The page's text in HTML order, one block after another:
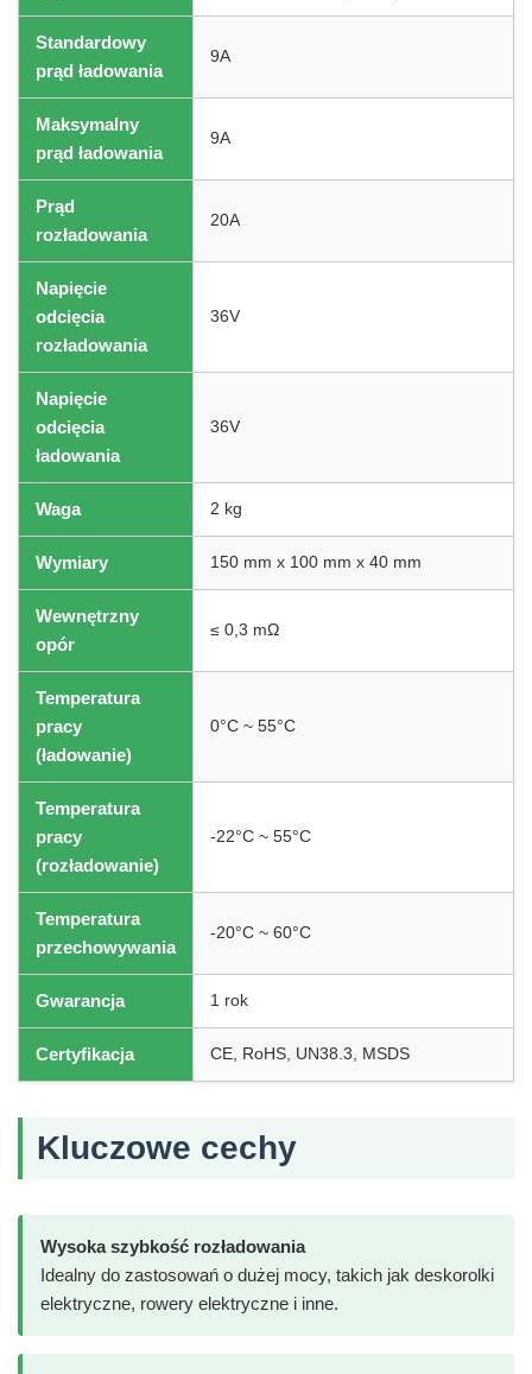
Standardowy
prąd ładowania
9A
Maksymalny
prąd ładowania
9A
Prąd
rozładowania
20A
Napięcie
odcięcia
rozładowania
36V
Napięcie
odcięcia
ładowania
36V
Waga 2 kg
Wymiary 150 mm x 100 mm x 40 mm
Wewnętrzny
opór
≤ 0,3 mΩ
Temperatura
pracy
(ładowanie)
0°C ~ 55°C
Temperatura
pracy
(rozładowanie)
-22°C ~ 55°C
Temperatura
przechowywania
-20°C ~ 60°C
Gwarancja 1 rok
Certyfikacja CE, RoHS, UN38.3, MSDS
Kluczowe cechy
Wysoka szybkość rozładowania
Idealny do zastosowań o dużej mocy, takich jak deskorolki
elektryczne, rowery elektryczne i inne.